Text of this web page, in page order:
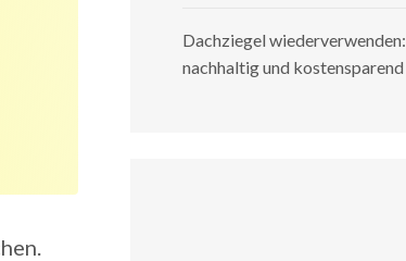
Dachziegel wiederverwenden:
nachhaltig und kostensparend